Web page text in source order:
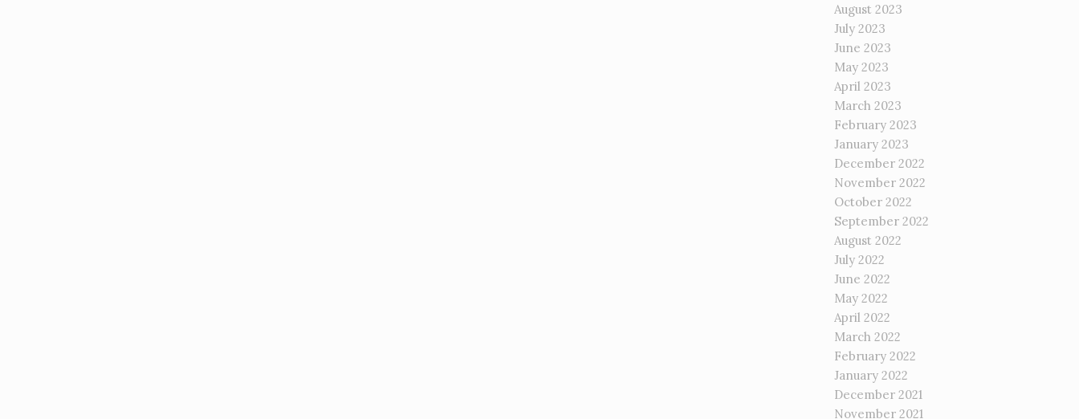
August 2023
July 2023
June 2023
May 2023
April 2023
March 2023
February 2023
January 2023
December 2022
November 2022
October 2022
September 2022
August 2022
July 2022
June 2022
May 2022
April 2022
March 2022
February 2022
January 2022
December 2021
November 2021